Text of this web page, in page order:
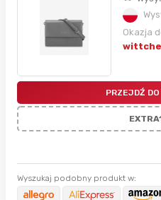
Okazja
PRZEJDŹ
Wyszukaj podobny produkt w: